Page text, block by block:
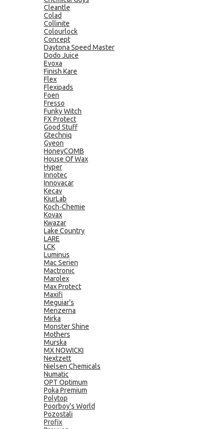
Cleantle
Colad
Collinite
Colourlock
Concept
Daytona Speed Master
Dodo Juice
Evoxa
Finish Kare
Flex
Flexipads
Foen
Fresso
Funky Witch
FX Protect
Good Stuff
Gtechniq
Gyeon
HoneyCOMB
House Of Wax
Hyper
Innotec
Innovacar
Kecav
KiurLab
Koch-Chemie
Kovax
Kwazar
Lake Country
LARE
LCK
Luminus
Mac Serien
Mactronic
Marolex
Max Protect
Maxifi
Meguiar's
Menzerna
Mirka
Monster Shine
Mothers
Murska
MX NOWICKI
Nextzett
Nielsen Chemicals
Numatic
OPT Optimum
Poka Premium
Polytop
Poorboy's World
Pozostali
Profix